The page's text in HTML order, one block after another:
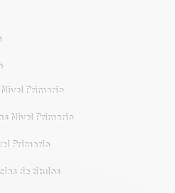
Nivel Primario
Nivel Primario
Primario
de títulos